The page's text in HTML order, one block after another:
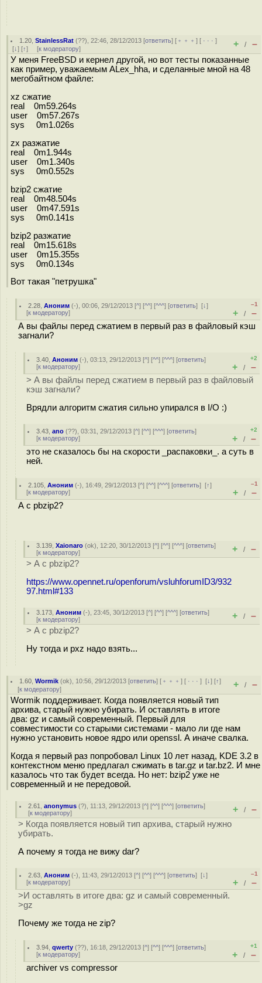
1.20 ,StainlessRat (??), 22:46, 28/12/2013 [ответить] [ ﹢﹢﹢] [ · · ·]
[↓] [↑] [к модератору] + / –
У меня FreeBSD и кернел другой, но вот тесты показанные
как пример, уважаемым ALex_hha, и сделанные мной на 48
мегобайтном файле:
xz сжатие
real 0m59.264s
user 0m57.267s
sys 0m1.026s
zx разжатие
real 0m1.944s
user 0m1.340s
sys 0m0.552s
bzip2 сжатие
real 0m48.504s
user 0m47.591s
sys 0m0.141s
bzip2 разжатие
real 0m15.618s
user 0m15.355s
sys 0m0.134s
Вот такая "петрушка"
2.28 ,Аноним (-), 00:06, 29/12/2013 [^] [^^] [^^^] [ответить][↓]
[к модератору]
–1
+ / –
А вы файлы перед сжатием в первый раз в файловый кэш
загнали?
3.40 ,Аноним (-), 03:13, 29/12/2013 [^] [^^] [^^^] [ответить]
[к модератору]
+2
+ / –
> А вы файлы перед сжатием в первый раз в файловый
кэш загнали?
Врядли алгоритм сжатия сильно упирался в I/O :)
3.43 ,ano (??), 03:31, 29/12/2013 [^] [^^] [^^^] [ответить]
[к модератору]
+2
+ / –
это не сказалось бы на скорости _распаковки_. а суть в
ней.
2.105 ,Аноним (-), 16:49, 29/12/2013 [^] [^^] [^^^] [ответить][↑]
[к модератору]
–1
+ / –
А с pbzip2?
3.139 ,Xaionaro (ok), 12:20, 30/12/2013 [^] [^^] [^^^] [ответить]
[к модератору] + / –
> А с pbzip2?
https://www.opennet.ru/openforum/vsluhforumID3/932
97.html#133
3.173 ,Аноним (-), 23:45, 30/12/2013 [^] [^^] [^^^] [ответить]
[к модератору] + / –
> А с pbzip2?
Ну тогда и pxz надо взять...
1.60 ,Wormik (ok), 10:56, 29/12/2013 [ответить] [ ﹢﹢﹢] [ · · ·][↓] [↑]
[к модератору] + / –
Wormik поддерживает. Когда появляется новый тип
архива, старый нужно убирать. И оставлять в итоге
два: gz и самый современный. Первый для
совместимости со старыми системами - мало ли где нам
нужно установить новое ядро или openssl. А иначе свалка.
Когда я первый раз попробовал Linux 10 лет назад, KDE 3.2 в
контекстном меню предлагал сжимать в tar.gz и tar.bz2. И мне
казалось что так будет всегда. Но нет: bzip2 уже не
современный и не передовой.
2.61 ,anonymus (?), 11:13, 29/12/2013 [^] [^^] [^^^] [ответить]
[к модератору] + / –
> Когда появляется новый тип архива, старый нужно
убирать.
А почему я тогда не вижу dar?
2.63 ,Аноним (-), 11:43, 29/12/2013 [^] [^^] [^^^] [ответить][↓]
[к модератору]
–1
+ / –
>И оставлять в итоге два: gz и самый современный.
>gz
Почему же тогда не zip?
3.94 ,qwerty (??), 16:18, 29/12/2013 [^] [^^] [^^^] [ответить]
[к модератору]
+1
+ / –
archiver vs compressor